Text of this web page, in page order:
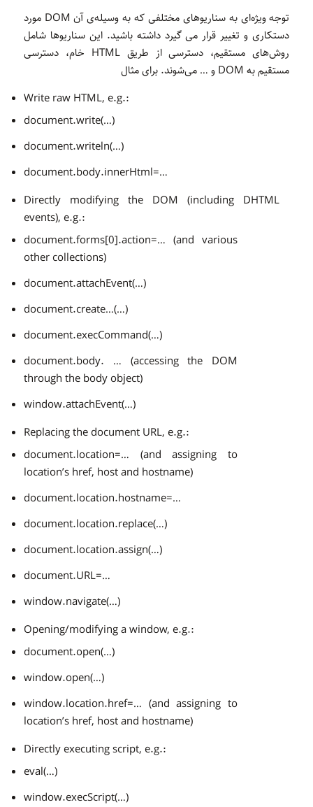
توجه ویژه‌ای به سناریوهای مختلفی که به وسیله‌ی آن DOM مورد
دستکاری و تغییر قرار می گیرد داشته باشید. این سناریوها شامل
روش‌های مستقیم، دسترسی از طریق HTML خام، دسترسی
مستقیم به DOM و … می‌شوند. برای مثال
Write raw HTML, e.g.:
document.write(…)
document.writeln(…)
document.body.innerHtml=…
Directly modifying the DOM (including DHTML
events), e.g.:
document.forms[0].action=… (and various
other collections)
document.attachEvent(…)
document.create…(…)
document.execCommand(…)
document.body. … (accessing the DOM
through the body object)
window.attachEvent(…)
Replacing the document URL, e.g.:
document.location=… (and assigning to
location’s href, host and hostname)
document.location.hostname=…
document.location.replace(…)
document.location.assign(…)
document.URL=…
window.navigate(…)
Opening/modifying a window, e.g.:
document.open(…)
window.open(…)
window.location.href=… (and assigning to
location’s href, host and hostname)
Directly executing script, e.g.:
eval(…)
window.execScript(…)